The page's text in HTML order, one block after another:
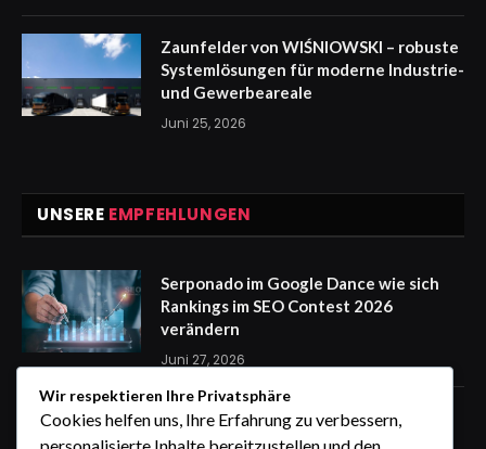
Zaunfelder von WIŚNIOWSKI – robuste
Systemlösungen für moderne Industrie-
und Gewerbeareale
Juni 25, 2026
UNSERE EMPFEHLUNGEN
Serponado im Google Dance wie sich
Rankings im SEO Contest 2026
verändern
Juni 27, 2026
Zaunfelder von WIŚNIOWSKI –
professionelle Lösungen für sichere
Wir respektieren Ihre Privatsphäre
Cookies helfen uns, Ihre Erfahrung zu verbessern,